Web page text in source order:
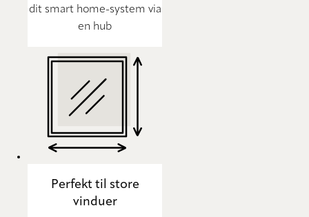
dit smart home-system via
en hub
Perfekt til store
vinduer